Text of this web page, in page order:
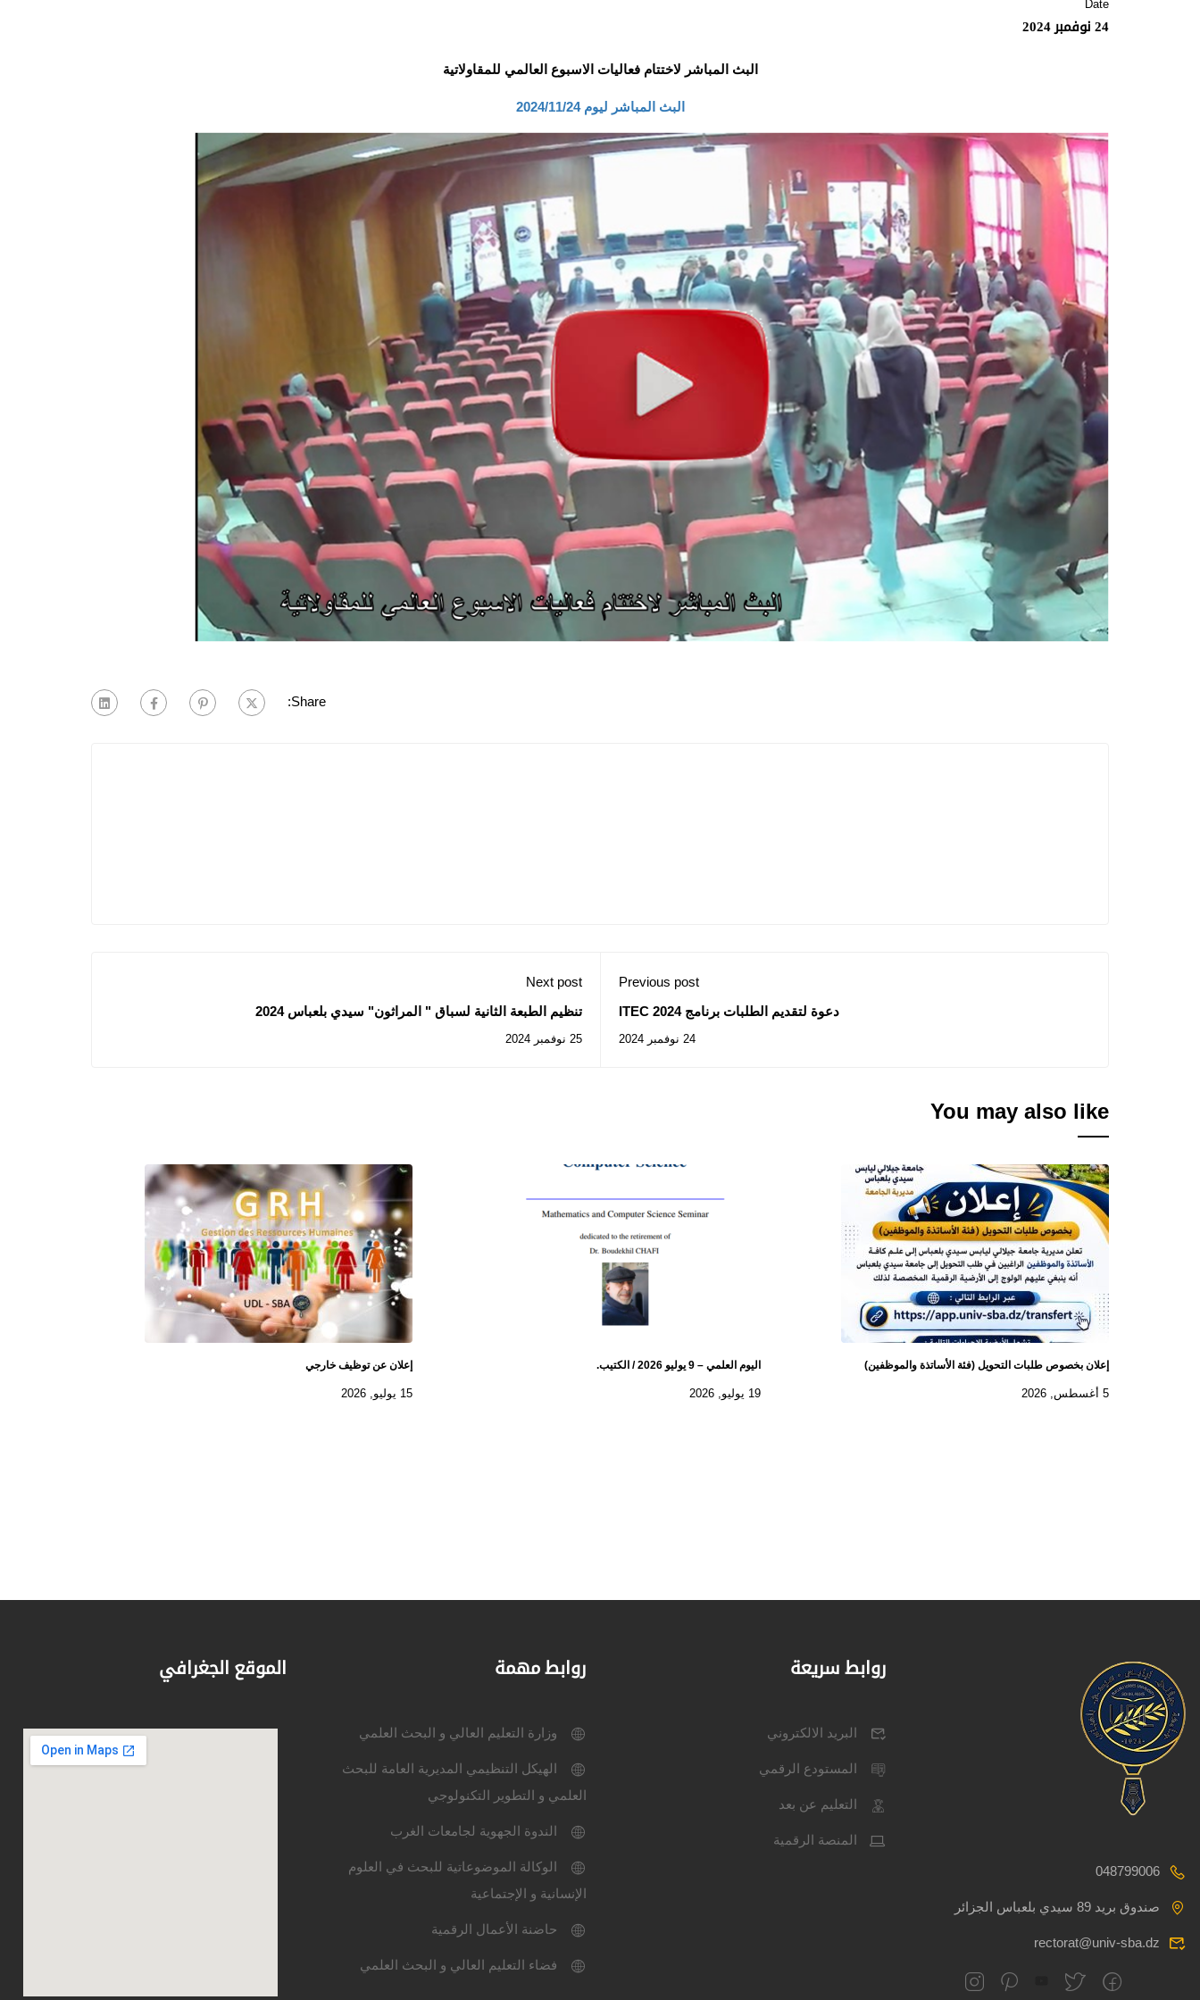
Date
24 نوفمبر 2024
البث المباشر لاختتام فعاليات الاسبوع العالمي للمقاولاتية
البث المباشر ليوم 2024/11/24
Share:
Previous post
دعوة لتقديم الطلبات برنامج ITEC 2024
24 نوفمبر 2024
Next post
تنظيم الطبعة الثانية لسباق " المراثون" سيدي بلعباس 2024
25 نوفمبر 2024
You may also like
إعلان بخصوص طلبات التحويل (فئة الأساتذة والموظفين)
5 أغسطس, 2026
اليوم العلمي – 9 يوليو 2026 / الكتيب.
19 يوليو, 2026
إعلان عن توظيف خارجي
15 يوليو, 2026
048799006
صندوق بريد 89 سيدي بلعباس الجزائر
rectorat@univ-sba.dz
روابط سريعة
البريد الالكتروني
المستودع الرقمي
التعليم عن بعد
المنصة الرقمية
روابط مهمة
وزارة التعليم العالي و البحث العلمي
الهيكل التنظيمي المديرية العامة للبحث
العلمي و التطوير التكنولوجي
الندوة الجهوية لجامعات الغرب
الوكالة الموضوعاتية للبحث في العلوم
الإنسانية و الإجتماعية
حاضنة الأعمال الرقمية
فضاء التعليم العالي و البحث العلمي
الموقع الجغرافي